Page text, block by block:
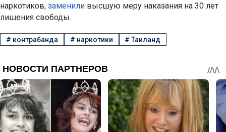
наркотиков, заменили высшую меру наказания на 30 лет
лишения свободы.
# контрабанда # наркотики #Таиланд